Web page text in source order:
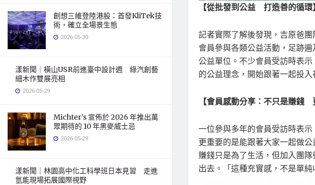
創想三維登陸港股：首發KliTek技
術，確立全場景生態
2026-05-30
漾新聞｜橫山USR前進臺中設計週 綠汽創藝
細木作雙展亮相
2026-05-29
Michter’s 宣佈於 2026 年推出萬
眾期待的 10 年黑麥威士忌
2026-05-29
漾新聞｜林園高中化工科學班日本見習 走進
氫能現場拓展國際視野
【從批發到公益 打造善的循環】
記者實際了解後發現，吉原爸
會員參與各類公益活動，足跡
公益單位。不少會員受訪時表
的公益理念，開始跟著一起投
【會員感動分享：不只是賺錢
一位參與多年的會員受訪時表
更重要的是能跟著大家一起做
賺錢只是為了生活，但加入團
出去。「這種充實感，不是單